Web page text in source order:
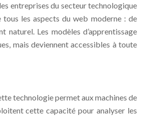
entreprises du secteur technologique
les aspects du web moderne : de
naturel. Les modèles d’apprentissage
mais deviennent accessibles à toute
technologie permet aux machines de
cette capacité pour analyser les